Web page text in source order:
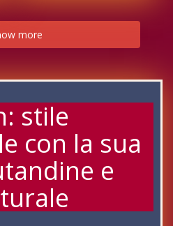
more
stile
con la sua
e